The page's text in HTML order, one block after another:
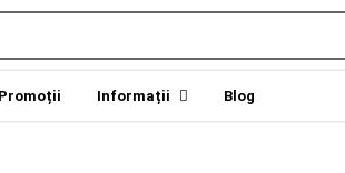
Promoții Informații Blog